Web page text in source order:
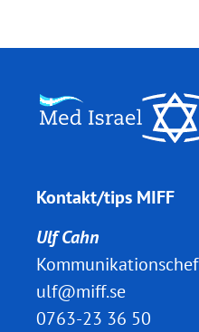
Kontakt/tips MIFF
Ulf Cahn
Kommunikationschef
ulf@miff.se
0763-23 36 50